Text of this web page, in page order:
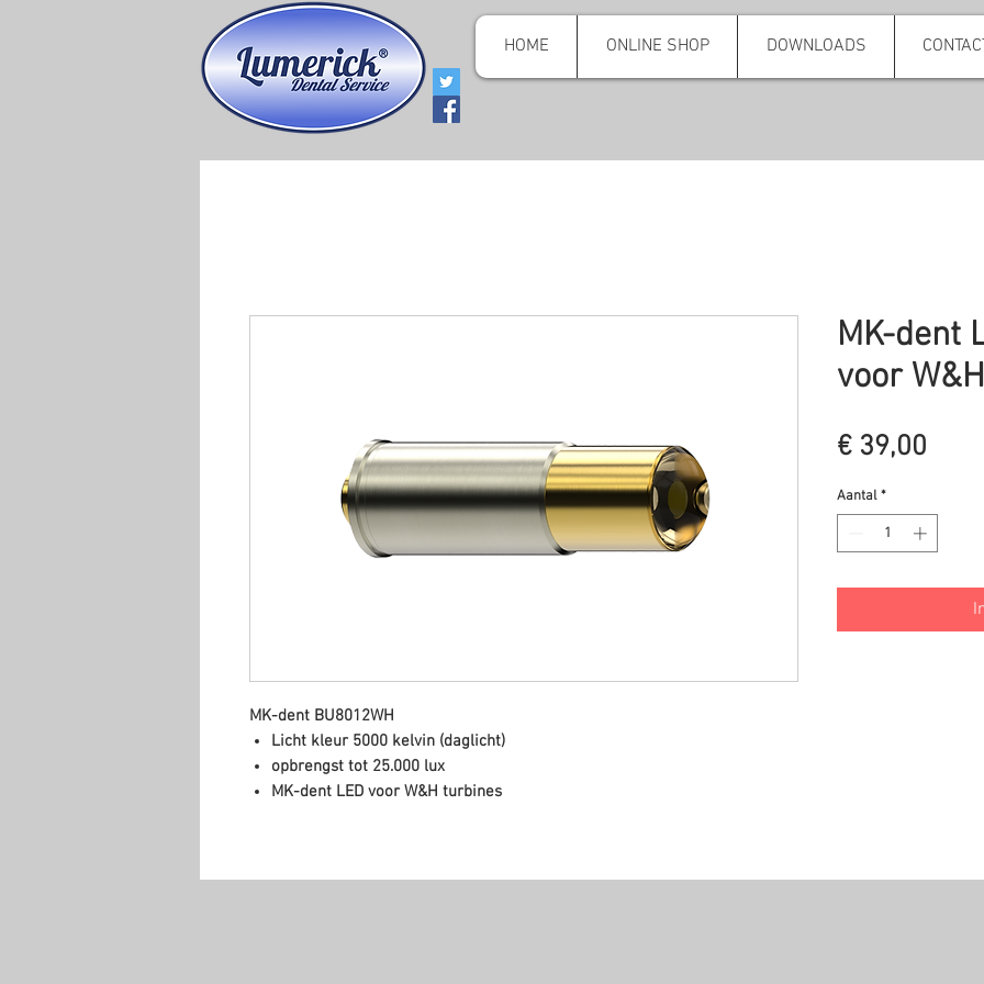
HOME ONLINE SHOP DOWNLOADS
MK-dent BU8012WH
Licht kleur 5000 kelvin (daglicht)
opbrengst tot 25.000 lux
MK-dent LED voor W&H turbines
MK-dent
voor
€ 39,00
Aantal *